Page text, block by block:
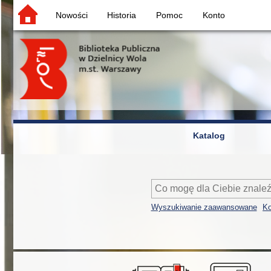
Nowości Historia Pomoc Konto
Katalog
Wyszukiwanie zaawansowane